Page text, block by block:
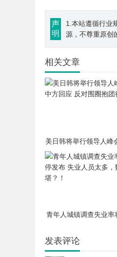
声
明
1.本站遵循行业
源，不尊重原创
相关文章
美日韩将举行领导人峰
青年人城镇调查失业率
发表评论